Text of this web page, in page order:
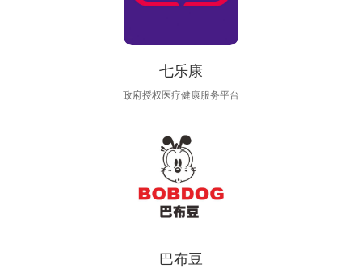
七乐康
政府授权医疗健康服务平台
巴布豆